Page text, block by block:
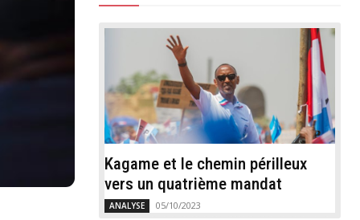
Kagame et le chemin périlleux
vers un quatrième mandat
ANALYSE 05/10/2023